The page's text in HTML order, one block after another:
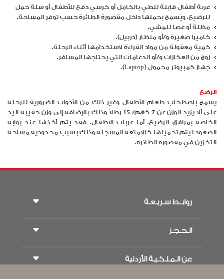
عربة أطفال قابلة للطي بالكامل أو كرسي دفع للأطفال أو سلة حمل
للرضيع، ويُسمح بحملها داخل مقصورة الطائرة حسب توفر المساحة.
مظلة أو عصا للمشي.
كاميرا صغيرة و/أو منظار (دربيل).
كمية معقولة من مواد القراءة لاستخدامها أثناء الرحلة.
زوج من العكازات و/أو الدعامات التي يحتاجها المسافر.
جهاز كمبيوتر محمول (Laptop).
الرضع
يسمح باصطحاب طعام الأطفال وغير ذلك من الأدوات الضرورية للرحلة
على ألا يزيد الوزن عن 7 كغم/ 15 رطلاً وذلك بالإضافة إلى وزن حقيبة اليد
الخاصة بمرافق الرضيع. أما عربات الاطفال، فقد يتم أخذها عند بوابة
الصعود ليتم تحميلها كالامتعة المسجلة وذلك بسبب محدودية مساحة
التخزين في مقصورة الطائرة.
روابــط سـريـعـة
شروط السفر
السفر أثناء الحمل
الـحـجـز
حجز القطار
عن الـمـلـكـيـة الأردنية